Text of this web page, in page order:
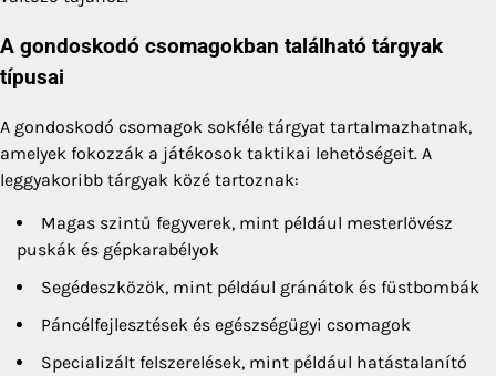
A gondoskodó csomagokban található tárgyak
típusai
A gondoskodó csomagok sokféle tárgyat tartalmazhatnak,
amelyek fokozzák a játékosok taktikai lehetőségeit. A
leggyakoribb tárgyak közé tartoznak:
Magas szintű fegyverek, mint például mesterlövész
puskák és gépkarabélyok
Segédeszközök, mint például gránátok és füstbombák
Páncélfejlesztések és egészségügyi csomagok
Specializált felszerelések, mint például hatástalanító